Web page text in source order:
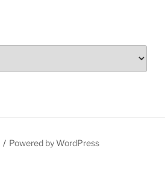
Powered by WordPress